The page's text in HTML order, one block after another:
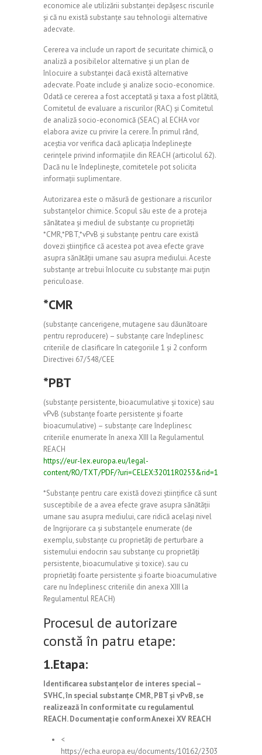
economice ale utilizării substanței depășesc riscurile
și că nu există substanțe sau tehnologii alternative
adecvate.
Cererea va include un raport de securitate chimică, o
analiză a posibilelor alternative și un plan de
înlocuire a substanței dacă există alternative
adecvate. Poate include și analize socio-economice.
Odată ce cererea a fost acceptată și taxa a fost plătită,
Comitetul de evaluare a riscurilor (RAC) și Comitetul
de analiză socio-economică (SEAC) al ECHA vor
elabora avize cu privire la cerere. În primul rând,
aceștia vor verifica dacă aplicația îndeplinește
cerințele privind informațiile din REACH (articolul 62).
Dacă nu le îndeplinește, comitetele pot solicita
informații suplimentare.
Autorizarea este o măsură de gestionare a riscurilor
substanțelor chimice. Scopul său este de a proteja
sănătatea și mediul de substanțe cu proprietăți
*CMR,*PBT,*vPvB și substanțe pentru care există
dovezi științifice că acestea pot avea efecte grave
asupra sănătății umane sau asupra mediului. Aceste
substanțe ar trebui înlocuite cu substanțe mai puțin
periculoase.
*CMR
(substanțe cancerigene, mutagene sau dăunătoare
pentru reproducere) – substanțe care îndeplinesc
criteriile de clasificare în categoriile 1 și 2 conform
Directivei 67/548/CEE
*PBT
(substanțe persistente, bioacumulative și toxice) sau
vPvB (substanțe foarte persistente și foarte
bioacumulative) – substanțe care îndeplinesc
criteriile enumerate în anexa XIII la Regulamentul
REACH
https://eur-lex.europa.eu/legal-
content/RO/TXT/PDF/?uri=CELEX:32011R0253&rid=1
*Substanțe pentru care există dovezi științifice că sunt
susceptibile de a avea efecte grave asupra sănătății
umane sau asupra mediului, care ridică același nivel
de îngrijorare ca și substanțele enumerate (de
exemplu, substanțe cu proprietăți de perturbare a
sistemului endocrin sau substanțe cu proprietăți
persistente, bioacumulative și toxice). sau cu
proprietăți foarte persistente și foarte bioacumulative
care nu îndeplinesc criteriile din anexa XIII la
Regulamentul REACH)
Procesul de autorizare
constă în patru etape:
1.Etapa:
Identificarea substanțelor de interes special –
SVHC, în special substanțe CMR, PBT și vPvB, se
realizează în conformitate cu regulamentul
REACH. Documentație conform Anexei XV REACH
<
https://echa.europa.eu/documents/10162/2303